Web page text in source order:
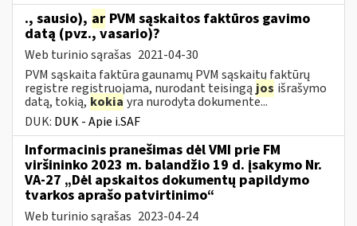
., sausio), ar PVM sąskaitos faktūros gavimo
datą (pvz., vasario)?
Web turinio sąrašas 2021-04-30
PVM sąskaita faktūra gaunamų PVM sąskaitų faktūrų
registre registruojama, nurodant teisingą jos išrašymo
datą, tokią, kokia yra nurodyta dokumente...
DUK: DUK - Apie i.SAF
Informacinis pranešimas dėl VMI prie FM
viršininko 2023 m. balandžio 19 d. įsakymo Nr.
VA-27 „Dėl apskaitos dokumentų papildymo
tvarkos aprašo patvirtinimo“
Web turinio sąrašas 2023-04-24